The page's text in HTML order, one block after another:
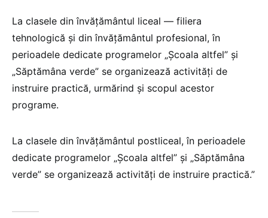
La clasele din învățământul liceal — filiera
tehnologică și din învățământul profesional, în
perioadele dedicate programelor „Școala altfel” și
„Săptămâna verde” se organizează activități de
instruire practică, urmărind și scopul acestor
programe.
La clasele din învățământul postliceal, în perioadele
dedicate programelor „Școala altfel” și „Săptămâna
verde” se organizează activități de instruire practică.”